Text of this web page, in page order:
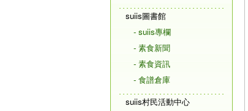
suiis圖書館
- suiis專欄
- 素食新聞
- 素食資訊
- 食譜倉庫
suiis村民活動中心